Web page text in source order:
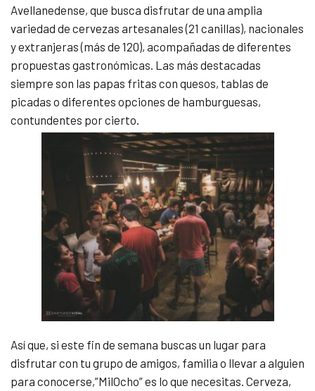
Avellanedense, que busca disfrutar de una amplia
variedad de cervezas artesanales (21 canillas), nacionales
y extranjeras (más de 120), acompañadas de diferentes
propuestas gastronómicas. Las más destacadas
siempre son las papas fritas con quesos, tablas de
picadas o diferentes opciones de hamburguesas,
contundentes por cierto.
Así que, si este fin de semana buscas un lugar para
disfrutar con tu grupo de amigos, familia o llevar a alguien
para conocerse,”MilOcho” es lo que necesitas. Cerveza,